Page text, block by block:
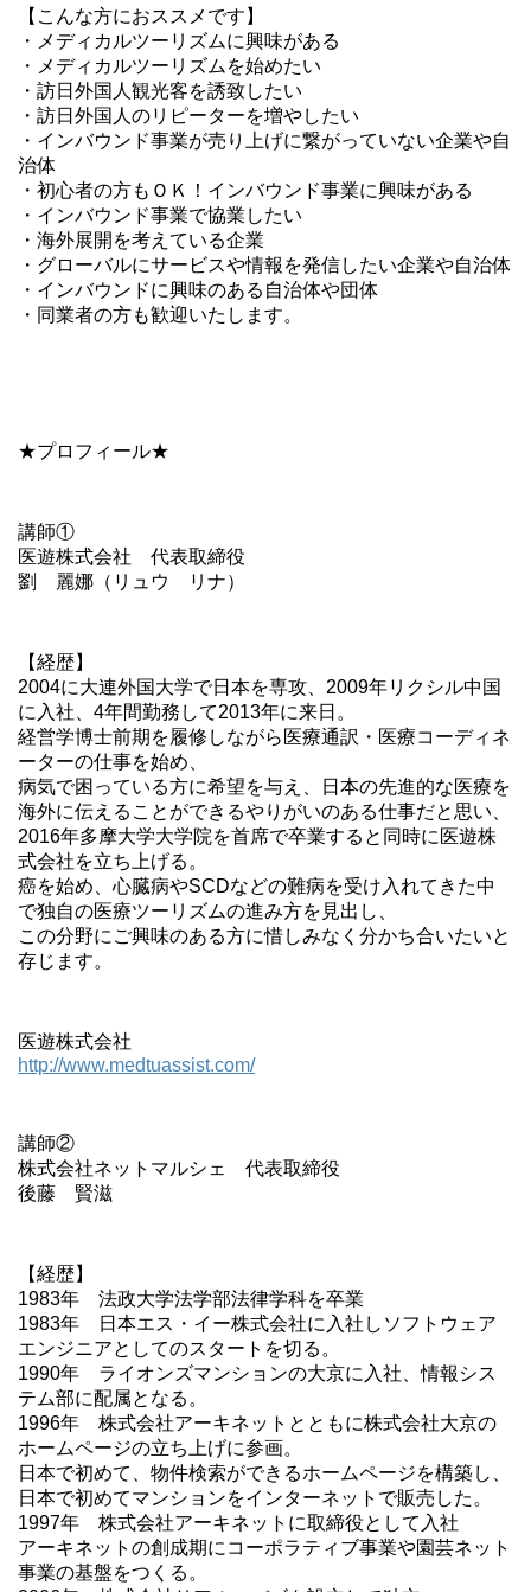
【こんな方におススメです】
・メディカルツーリズムに興味がある
・メディカルツーリズムを始めたい
・訪日外国人観光客を誘致したい
・訪日外国人のリピーターを増やしたい
・インバウンド事業が売り上げに繋がっていない企業や自
治体
・初心者の方もＯＫ！インバウンド事業に興味がある
・インバウンド事業で協業したい
・海外展開を考えている企業
・グローバルにサービスや情報を発信したい企業や自治体
・インバウンドに興味のある自治体や団体
・同業者の方も歓迎いたします。
★プロフィール★
講師①
医遊株式会社 代表取締役
劉 麗娜（リュウ リナ）
【経歴】
2004に大連外国大学で日本を専攻、2009年リクシル中国
に入社、4年間勤務して2013年に来日。
経営学博士前期を履修しながら医療通訳・医療コーディネ
ーターの仕事を始め、
病気で困っている方に希望を与え、日本の先進的な医療を
海外に伝えることができるやりがいのある仕事だと思い、
2016年多摩大学大学院を首席で卒業すると同時に医遊株
式会社を立ち上げる。
癌を始め、心臓病やSCDなどの難病を受け入れてきた中
で独自の医療ツーリズムの進み方を見出し、
この分野にご興味のある方に惜しみなく分かち合いたいと
存じます。
医遊株式会社
http://www.medtuassist.com/
講師②
株式会社ネットマルシェ 代表取締役
後藤 賢滋
【経歴】
1983年 法政大学法学部法律学科を卒業
1983年 日本エス・イー株式会社に入社しソフトウェア
エンジニアとしてのスタートを切る。
1990年 ライオンズマンションの大京に入社、情報シス
テム部に配属となる。
1996年 株式会社アーキネットとともに株式会社大京の
ホームページの立ち上げに参画。
日本で初めて、物件検索ができるホームページを構築し、
日本で初めてマンションをインターネットで販売した。
1997年 株式会社アーキネットに取締役として入社
アーキネットの創成期にコーポラティブ事業や園芸ネット
事業の基盤をつくる。